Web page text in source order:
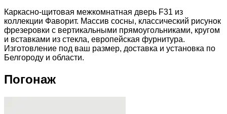
Каркасно-щитовая межкомнатная дверь F31 из
коллекции Фаворит. Массив сосны, классический рисунок
фрезеровки с вертикальными прямоугольниками, кругом
и вставками из стекла, европейская фурнитура.
Изготовление под ваш размер, доставка и установка по
Белгороду и области.
Погонаж